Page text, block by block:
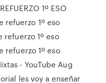
1º ESO
refuerzo 1º eso
refuerzo 1º eso
refuerzo 1º eso
- YouTube Aug
les voy a enseñar